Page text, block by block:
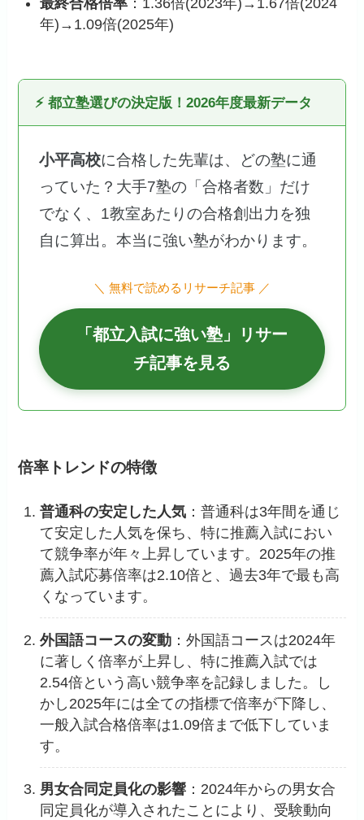
最終合格倍率 ：1.36倍(2023年)→1.67倍(2024
年)→1.09倍(2025年)
⚡ 都立塾選びの決定版！2026年度最新データ
小平高校に合格した先輩は、どの塾に通
っていた？大手7塾の「合格者数」だけ
でなく、1教室あたりの合格創出力を独
自に算出。本当に強い塾がわかります。
＼ 無料で読めるリサーチ記事 ／
「都立入試に強い塾」リサー
チ記事を見る
倍率トレンドの特徴
普通科の安定した人気 ：普通科は3年間を通じ
て安定した人気を保ち、特に推薦入試におい
て競争率が年々上昇しています。2025年の推
薦入試応募倍率は2.10倍と、過去3年で最も高
くなっています。
外国語コースの変動 ：外国語コースは2024年
に著しく倍率が上昇し、特に推薦入試では
2.54倍という高い競争率を記録しました。し
かし2025年には全ての指標で倍率が下降し、
一般入試合格倍率は1.09倍まで低下していま
す。
男女合同定員化の影響 ：2024年からの男女合
同定員化が導入されたことにより、受験動向